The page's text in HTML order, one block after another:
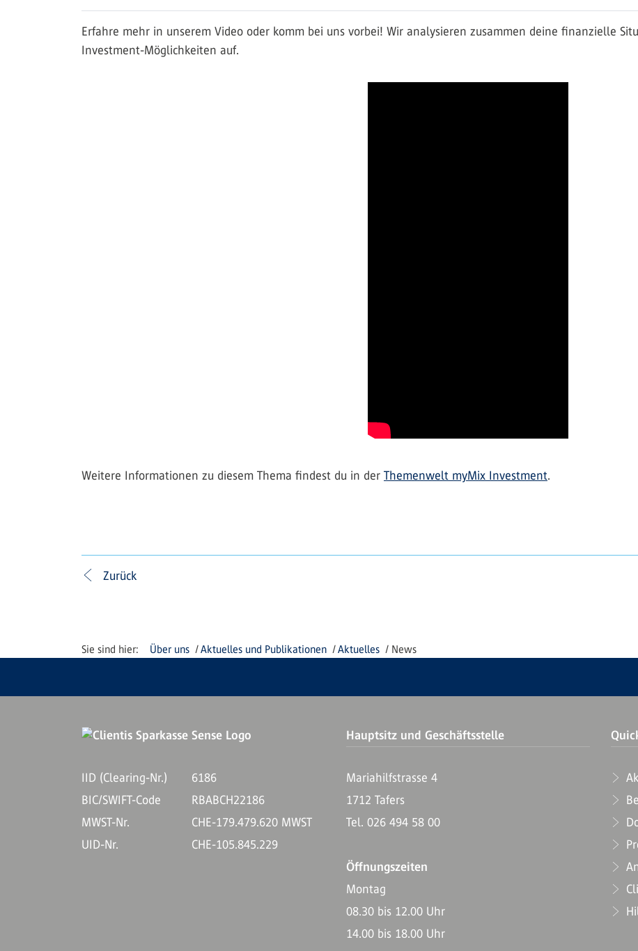
Erfahre mehr in unserem Video oder komm bei uns vorbei! Wir analysieren zusammen deine finanzielle
Investment-Möglichkeiten auf.
Weitere Informationen zu diesem Thema findest du in der Themenwelt myMix Investment.
Zurück
Über uns Aktuelles und Publikationen Aktuelles News
Hauptsitz und Geschäftsstelle
IID (Clearing-Nr.)
6186
BIC/SWIFT-Code
RBABCH22186
MWST-Nr.
CHE-179.479.620 MWST
UID-Nr.
CHE-105.845.229
Mariahilfstrasse 4
1712 Tafers
Tel. 026 494 58 00
Öffnungszeiten
Montag
08.30 bis 12.00 Uhr
14.00 bis 18.00 Uhr